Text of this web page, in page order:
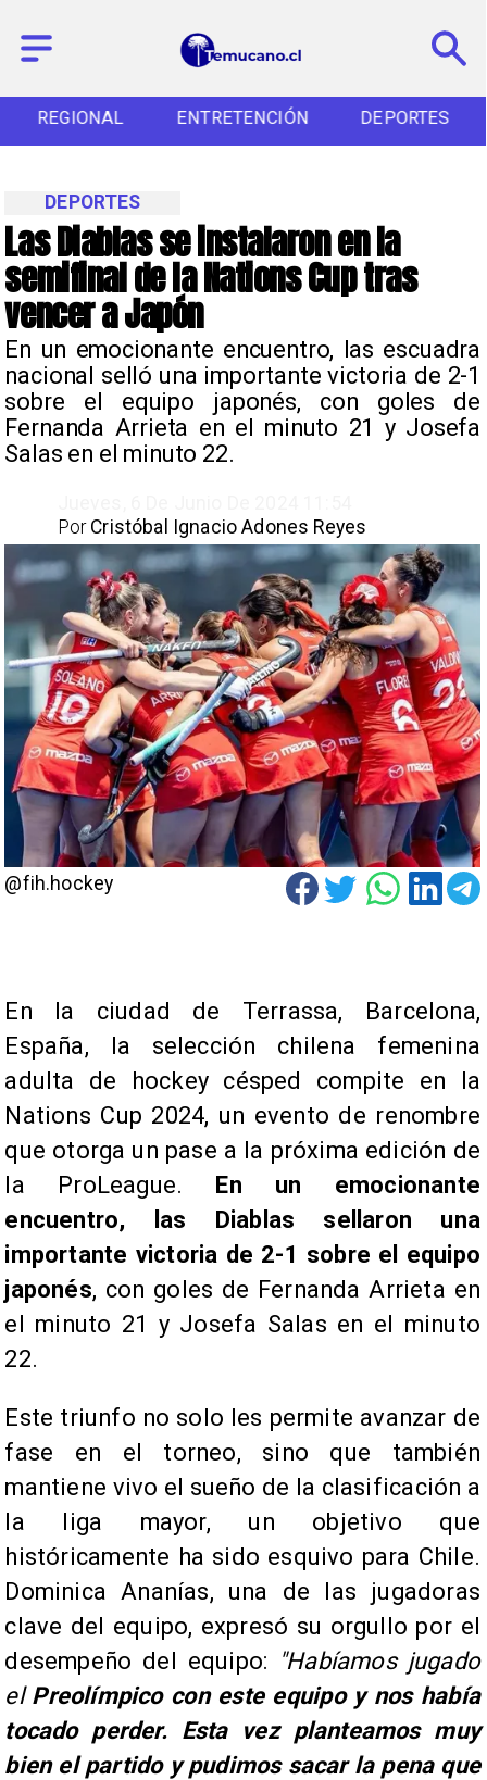
REGIONAL ENTRETENCIÓN DEPORTES
Las Diablas se instalaron en la
semifinal de la Nations Cup tras
vencer a Japón
En un emocionante encuentro, las escuadra
nacional selló una importante victoria de 2-1
sobre el equipo japonés, con goles de
Fernanda Arrieta en el minuto 21 y Josefa
Salas en el minuto 22.
DEPORTES
Cristóbal Ignacio Adones Reyes
Por
@fih.hockey
En la ciudad de Terrassa, Barcelona,
España, la selección chilena femenina
adulta de hockey césped compite en la
Nations Cup 2024, un evento de renombre
que otorga un pase a la próxima edición de
la ProLeague. En un emocionante
encuentro, las Diablas sellaron una
importante victoria de 2-1 sobre el equipo
japonés, con goles de Fernanda Arrieta en
el minuto 21 y Josefa Salas en el minuto
22.
Este triunfo no solo les permite avanzar de
fase en el torneo, sino que también
mantiene vivo el sueño de la clasificación a
la liga mayor, un objetivo que
históricamente ha sido esquivo para Chile.
Dominica Ananías, una de las jugadoras
clave del equipo, expresó su orgullo por el
desempeño del equipo: "Habíamos jugado
el Preolímpico con este equipo y nos había
tocado perder. Esta vez planteamos muy
bien el partido y pudimos sacar la pena que